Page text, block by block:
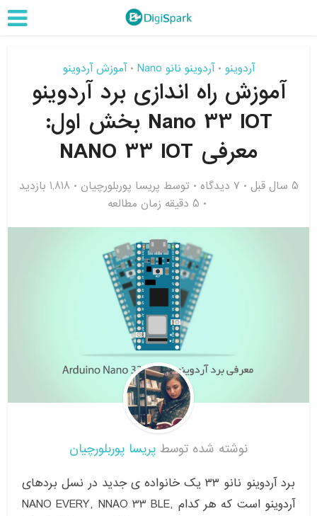
آردوینو • آردوینو نانو Nano • آموزش آردوینو
آموزش راه اندازی برد آردوینو
Nano 33 IOT بخش اول:
معرفی NANO 33 IOT
5 سال قبل ۷ دیدگاه توسط پریسا پوربلورچیان
1,818 بازدید
5 دقیقه زمان مطالعه
نوشته شده توسط پریسا پوربلورچیان
برد آردوینو نانو ۳۳ یک خانواده ی جدید در نسل بردهای
آردوینو است که هر کدام NANO EVERY, NNAO 33 BLE,